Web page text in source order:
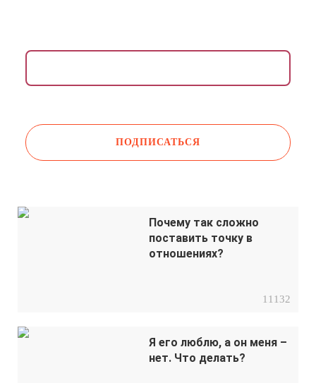
Почему так сложно
поставить точку в
отношениях?
11132
Я его люблю, а он меня –
нет. Что делать?